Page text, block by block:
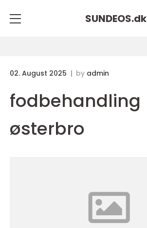
SUNDEOS.dk
02. August 2025 by admin
fodbehandling
østerbro